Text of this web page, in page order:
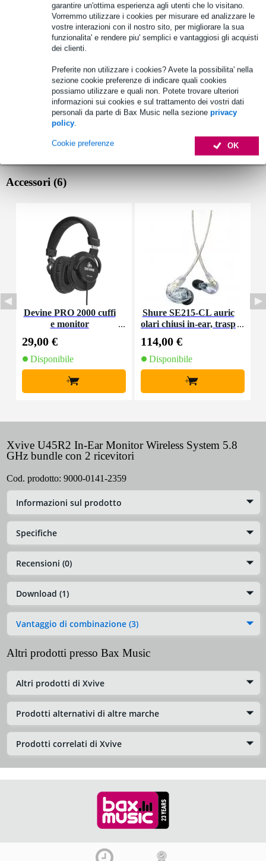
garantire un'ottima esperienza agli utenti che lo visitano.
Vorremmo utilizzare i cookies per misurare ed analizzare le
vostre interazioni con il nostro sito, per migliorare la sua
funzionalita' e rendere piu' semplici e vantaggiosi gli acquisti
dei clienti.
Preferite non utilizzare i cookies? Avete la possibilita' nella
sezione cookie preferenze di indicare quali cookies
possiamo utilizzare e quali non. Potete trovare ulteriori
informazioni sui cookies e sul trattamento dei vostri dati
personali da parte di Bax Music nella sezione privacy
policy.
OK
Cookie preferenze
Vedi anche (2)
Accessori (6)
Devine PRO 2000 cuffi
e monitor
29,00 €
Disponibile
+
Shure SE215-CL auric
olari chiusi in-ear, trasp
114,00 €
Disponibile
+
Xvive U45R2 In-Ear Monitor Wireless System 5.8
GHz bundle con 2 ricevitori
Cod. prodotto: 9000-0141-2359
Informazioni sul prodotto
Specifiche
Recensioni (0)
Download (1)
Vantaggio di combinazione (3)
Altri prodotti presso Bax Music
Altri prodotti di Xvive
Prodotti alternativi di altre marche
Prodotti correlati di Xvive